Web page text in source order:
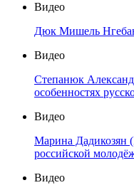
Видео
Дюк Мишель
Видео
Степанюк
особенностях
Видео
Марина Дадикозян
российской
Видео